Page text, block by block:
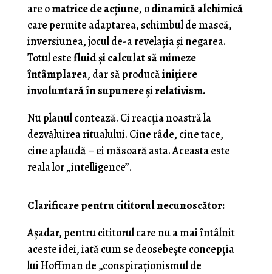
are omatrice de acțiune, odinamică alchimică
care permite adaptarea, schimbul de mască,
inversiunea, jocul de-a revelația și negarea.
Totul estefluid și calculat să mimeze
întâmplarea, dar să producăinițiere
involuntară în supunere și relativism.
Nu planul contează. Ci reacția noastră la
dezvăluirea ritualului. Cine râde, cine tace,
cine aplaudă – ei măsoară asta. Aceasta este
reala lor „intelligence”.
Clarificare pentru cititorul necunoscător:
Așadar, pentru cititorul care nu a mai întâlnit
aceste idei, iată cum se deosebește concepția
lui Hoffman de „conspiraționismul de